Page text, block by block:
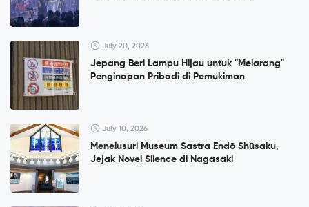
July 20, 2026
Jepang Beri Lampu Hijau untuk "Melarang"
Penginapan Pribadi di Pemukiman
July 10, 2026
Menelusuri Museum Sastra Endō Shūsaku,
Jejak Novel Silence di Nagasaki